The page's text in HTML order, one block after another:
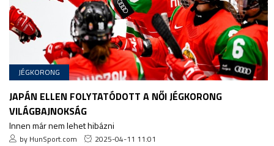
JÉGKORONG
JAPÁN ELLEN FOLYTATÓDOTT A NŐI JÉGKORONG
VILÁGBAJNOKSÁG
Innen már nem lehet hibázni
by HunSport.com 2025-04-11 11:01